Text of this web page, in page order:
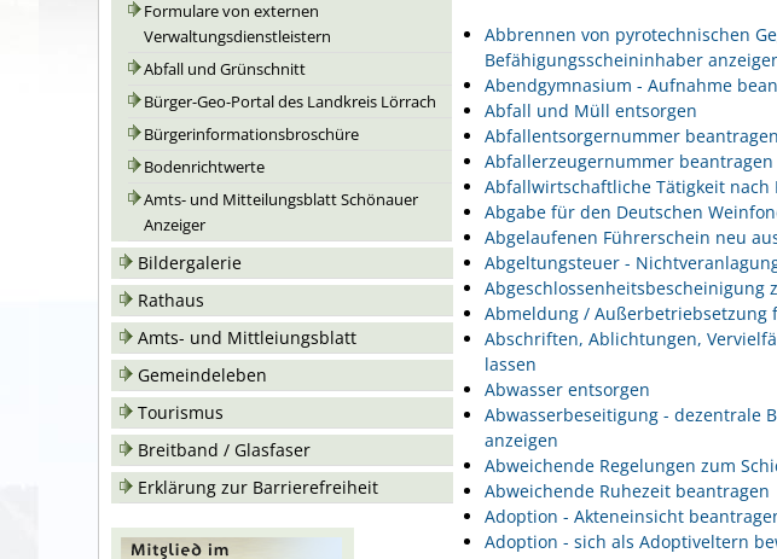
Formulare von externen
Verwaltungsdienstleistern
Abfall und Grünschnitt
Bürger-Geo-Portal des Landkreis Lörrach
Bürgerinformationsbroschüre
Bodenrichtwerte
Amts- und Mitteilungsblatt Schönauer
Anzeiger
Bildergalerie
Rathaus
Amts- und Mittleiungsblatt
Gemeindeleben
Tourismus
Breitband / Glasfaser
Erklärung zur Barrierefreiheit
Abbrennen von pyrotechnischen
Befähigungsscheininhaber
Abendgymnasium - Aufnahme
Abfall und Müll entsorgen
Abfallentsorgernummer beantragen
Abfallerzeugernummer beantragen
Abfallwirtschaftliche Tätigkeit
Abgabe für den Deutschen
Abgelaufenen Führerschein neu
Abgeltungsteuer -
Abgeschlossenheitsbescheinigung
Abmeldung / Außerbetriebsetzung
Abschriften, Ablichtungen,
lassen
Abwasser entsorgen
Abwasserbeseitigung - dezentrale
anzeigen
Abweichende Regelungen zum
Abweichende Ruhezeit beantragen
Adoption - Akteneinsicht
Adoption - sich als Adoptiveltern